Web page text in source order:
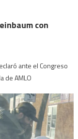
con
ante el Congreso
de AMLO